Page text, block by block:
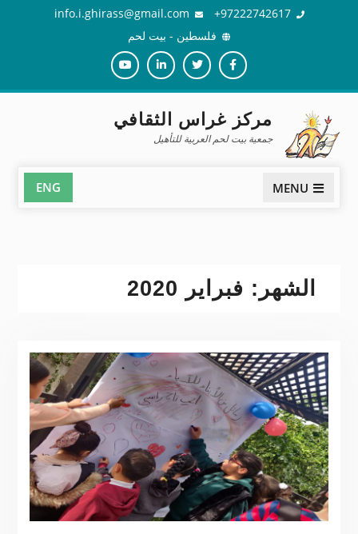
97222742617+
info.i.ghirass@gmail.com
فلسطين - بيت لحم
مركز غراس الثقافي
جمعية بيت لحم العربية للتأهيل
MENU
ENG
الشهر: فبراير 2020